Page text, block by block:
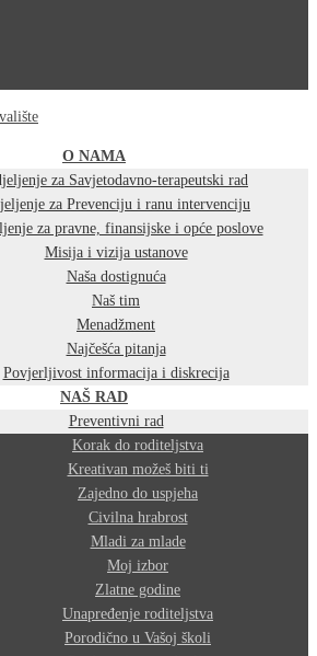
O NAMA
za Savjetodavno-terapeutski rad
za Prevenciju i ranu intervenciju
za pravne, finansijske i opće poslove
Misija i vizija ustanove
Naša dostignuća
Naš tim
Menadžment
Najčešća pitanja
Povjerljivost informacija i diskrecija
NAŠ RAD
Preventivni rad
Korak do roditeljstva
Kreativan možeš biti ti
Zajedno do uspjeha
Civilna hrabrost
Mladi za mlade
Moj izbor
Zlatne godine
Unapređenje roditeljstva
Porodično u Vašoj školi